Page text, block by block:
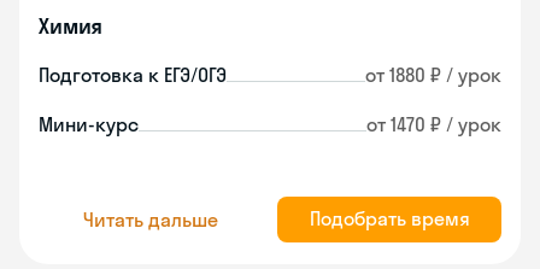
Химия
Подготовка к ЕГЭ/ОГЭ от 1880 ₽ / урок
Мини-курс от 1470 ₽ / урок
Читать дальше Подобрать время